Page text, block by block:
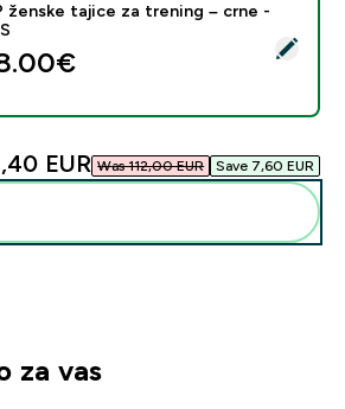
- MP ženske tajice za trening –
ženske tajice za trening – crne -
EUR‎ Was 112,00 EUR‎ Save 7,60 EUR‎
za vas